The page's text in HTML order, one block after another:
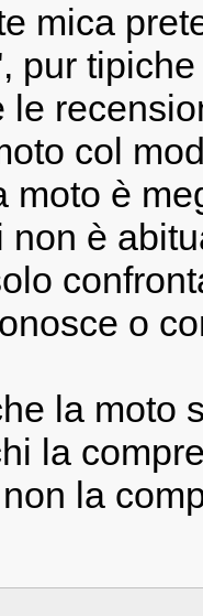
mica
pur
le
col
moto è
non è
o
la moto
la
la